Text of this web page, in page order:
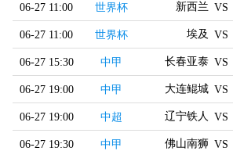
06-27 11:00 世界杯 新西兰 VS
06-27 11:00 世界杯 埃及 VS
06-27 15:30 中甲 长春亚泰 VS
06-27 19:00 中甲 大连鲲城 VS
06-27 19:00 中超 辽宁铁人 VS
06-27 19:30 中甲 佛山南狮 VS